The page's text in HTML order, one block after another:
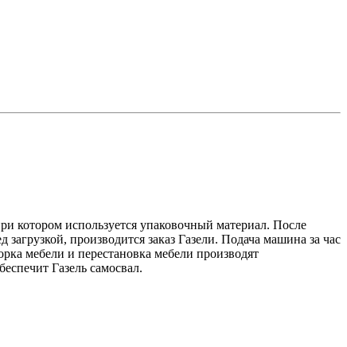
котором используется упаковочный материал. После
производится заказ Газели. Подача машина за час
мебели и перестановка мебели производят
Газель самосвал.